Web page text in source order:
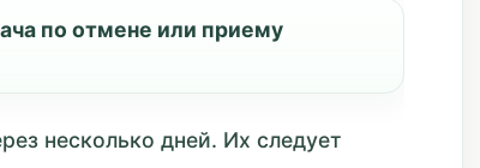
по отмене или приему
несколько дней. Их следует